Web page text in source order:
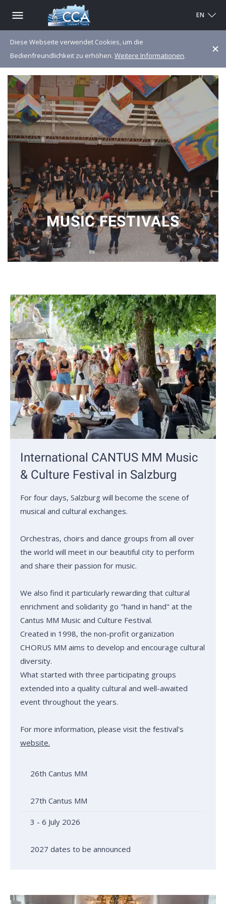
EN
Diese Webseite verwendet Cookies, um die
Bedienfreundlichkeit zu erhöhen. Weitere Informationen.
MUSIC FESTIVALS
International CANTUS MM Music
& Culture Festival in Salzburg
For four days, Salzburg will become the scene of
musical and cultural exchanges.
Orchestras, choirs and dance groups from all over
the world will meet in our beautiful city to perform
and share their passion for music.
We also find it particularly rewarding that cultural
enrichment and solidarity go "hand in hand" at the
Cantus MM Music and Culture Festival.
Created in 1998, the non-profit organization
CHORUS MM aims to develop and encourage cultural
diversity.
What started with three participating groups
extended into a quality cultural and well-awaited
event throughout the years.
For more information, please visit the festival's
website.
26th Cantus MM
27th Cantus MM
3 - 6 July 2026
2027 dates to be announced